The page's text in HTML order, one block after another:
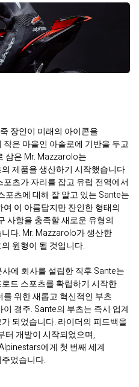
장인이 미래의 아이콘을
은 마을인 아솔로에 기반을 두고
삼은 Mr. Mazzarolo는
제품을 생산하기 시작했습니다.
츠가 자리를 잡고 유럽 전역에서
포츠에 대해 잘 알고 있는 Sante는
이 아름답지만 잔인한 형태의
사항을 충족할 새로운 유형의
다. Mr. Mazzarolo가 생산한
원형이 될 것입니다.
에 회사를 설립한 직후 Sante는
드 스포츠를 확립하기 시작한
위한 새롭고 혁신적인 부츠
경주. Sante의 부츠는 즉시 업계
되었습니다. 라이더의 피드백을
터 개발이 시작되었으며,
에게 첫 번째 세계
었습니다.